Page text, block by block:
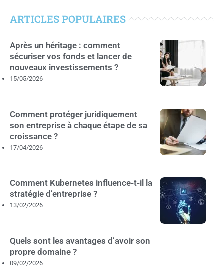
ARTICLES POPULAIRES
Après un héritage : comment
sécuriser vos fonds et lancer de
nouveaux investissements ?
15/05/2026
Comment protéger juridiquement
son entreprise à chaque étape de sa
croissance ?
17/04/2026
Comment Kubernetes influence-t-il la
stratégie d’entreprise ?
13/02/2026
Quels sont les avantages d’avoir son
propre domaine ?
09/02/2026